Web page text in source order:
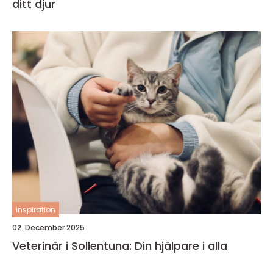
ditt djur
inspiration
02. December 2025
Veterinär i Sollentuna: Din hjälpare i alla